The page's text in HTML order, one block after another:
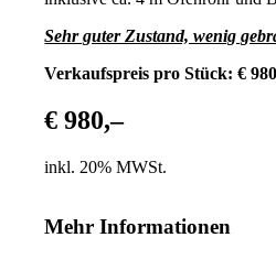
Sehr guter Zustand, wenig
Verkaufspreis pro Stück: €
€ 980,–
inkl. 20% MWSt.
Mehr Informationen